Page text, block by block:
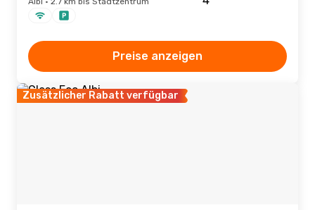
Preise anzeigen
Zusätzlicher Rabatt verfügbar